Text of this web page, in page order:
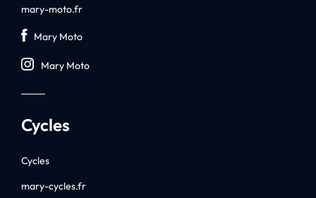
mary-moto.fr
Mary Moto
Mary Moto
Cycles
Cycles
mary-cycles.fr